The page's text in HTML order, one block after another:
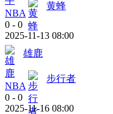
NBA
黄蜂
0 - 0
2025-11-13 08:00
雄鹿
NBA
步行者
0 - 0
2025-11-16 08:00